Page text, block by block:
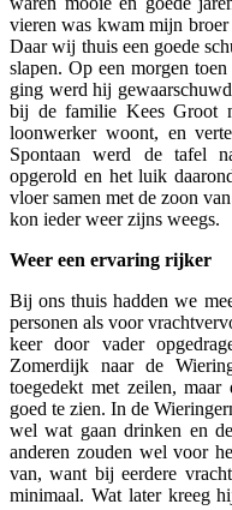
vieren was kwam mijn
Daar wij thuis een goede
slapen. Op een morgen
ging werd hij
bij de familie Kees Groot
loonwerker woont, en
Spontaan werd de tafel
opgerold en het luik
vloer samen met de zoon
kon ieder weer zijns weegs.
Weer een ervaring rijker
Bij ons thuis hadden we
personen als voor
keer door vader
Zomerdijk naar de
toegedekt met zeilen,
goed te zien. In de
wel wat gaan drinken en
anderen zouden wel voor
van, want bij eerdere
minimaal. Wat later kreeg